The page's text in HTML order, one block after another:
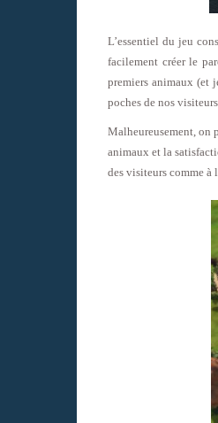
L’essentiel du jeu
facilement créer le
premiers animaux (et
poches de nos
Malheureusement, on
animaux et la
des visiteurs comme à